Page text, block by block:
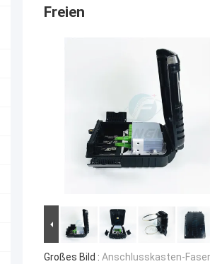
Freien
Großes Bild : Anschlusskasten-